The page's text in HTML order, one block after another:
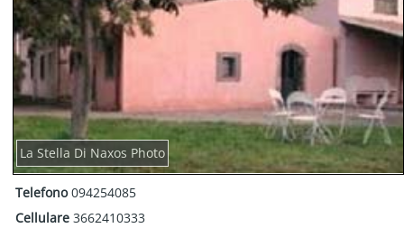
La Stella Di Naxos Photo
Telefono094254085
Cellulare 3662410333